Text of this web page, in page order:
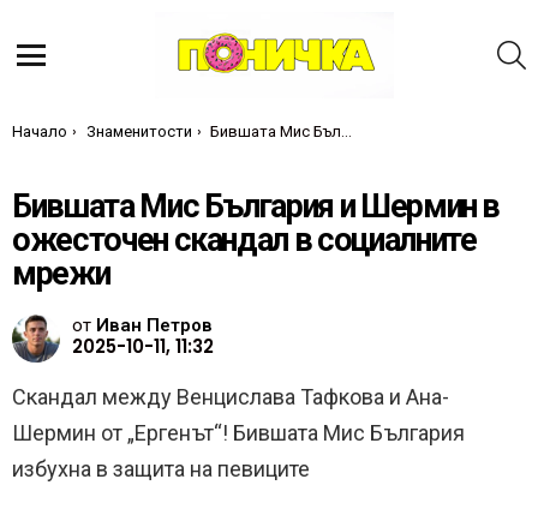
Ти си тук:
Начало Знаменитости Бившата Мис България и Шермин в ожесточен скандал в социалните мрежи
Бившата Мис България и Шермин в
ожесточен скандал в социалните
мрежи
от Иван Петров
2025-10-11, 11:32
Скандал между Венцислава Тафкова и Ана-
Шермин от „Ергенът“! Бившата Мис България
избухна в защита на певиците